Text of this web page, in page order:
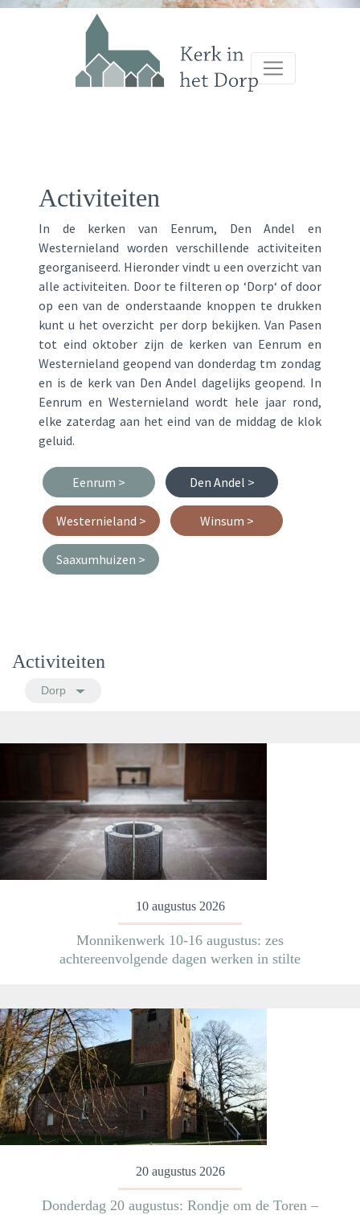
Activiteiten
In de kerken van Eenrum, Den Andel en
Westernieland worden verschillende activiteiten
georganiseerd. Hieronder vindt u een overzicht van
alle activiteiten. Door te filteren op ‘Dorp‘ of door
op een van de onderstaande knoppen te drukken
kunt u het overzicht per dorp bekijken. Van Pasen
tot eind oktober zijn de kerken van Eenrum en
Westernieland geopend van donderdag tm zondag
en is de kerk van Den Andel dagelijks geopend. In
Eenrum en Westernieland wordt hele jaar rond,
elke zaterdag aan het eind van de middag de klok
geluid.
Eenrum > Den Andel >
Westernieland > Winsum >
Saaxumhuizen >
Activiteiten
Dorp
10 augustus 2026
Monnikenwerk 10-16 augustus: zes
achtereenvolgende dagen werken in stilte
Meer informatie
20 augustus 2026
Donderdag 20 augustus: Rondje om de Toren –